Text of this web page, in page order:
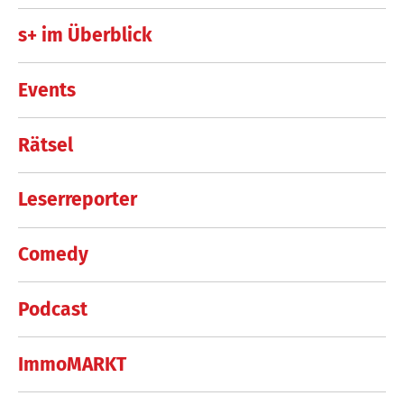
s+ im Überblick
Events
Rätsel
Leserreporter
Comedy
Podcast
ImmoMARKT